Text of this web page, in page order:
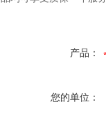
产品：
您的单位：